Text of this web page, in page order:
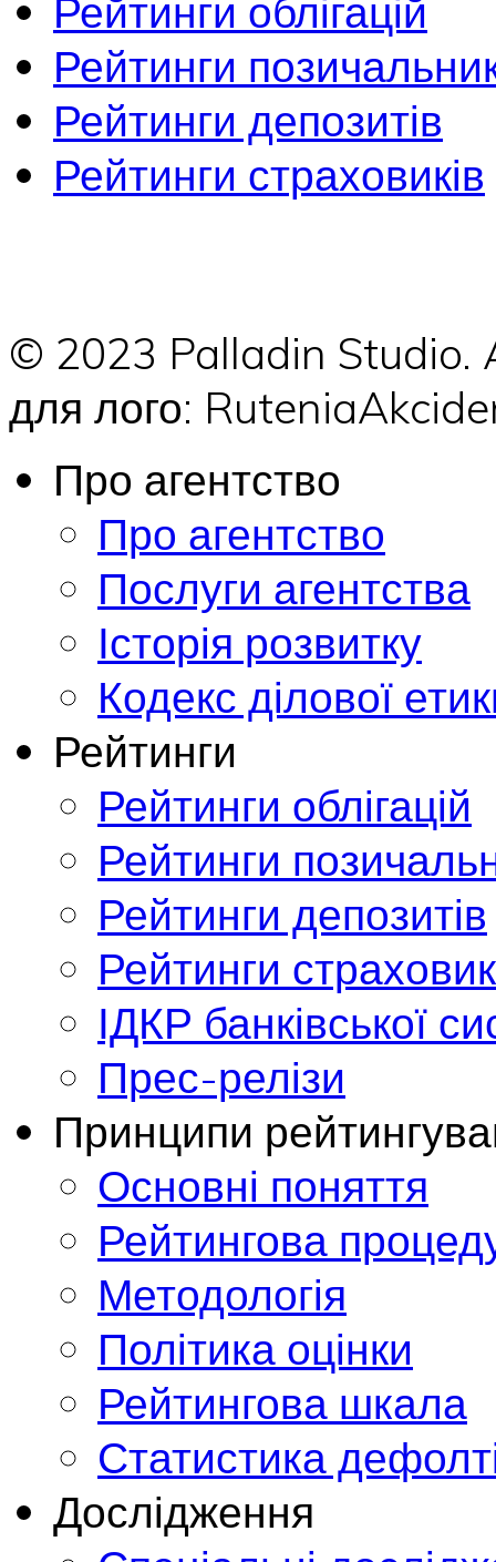
Рейтинги облігацій
Рейтинги
Рейтинги депозитів
Рейтинги страховиків
© 2023 Palladin
для лого:
Про агентство
Про агентство
Послуги агентства
Історія розвитку
Кодекс ділової
Рейтинги
Рейтинги облігацій
Рейтинги
Рейтинги депозитів
Рейтинги
ІДКР банківської
Прес-релізи
Принципи
Основні поняття
Рейтингова
Методологія
Політика оцінки
Рейтингова шкала
Статистика
Дослідження